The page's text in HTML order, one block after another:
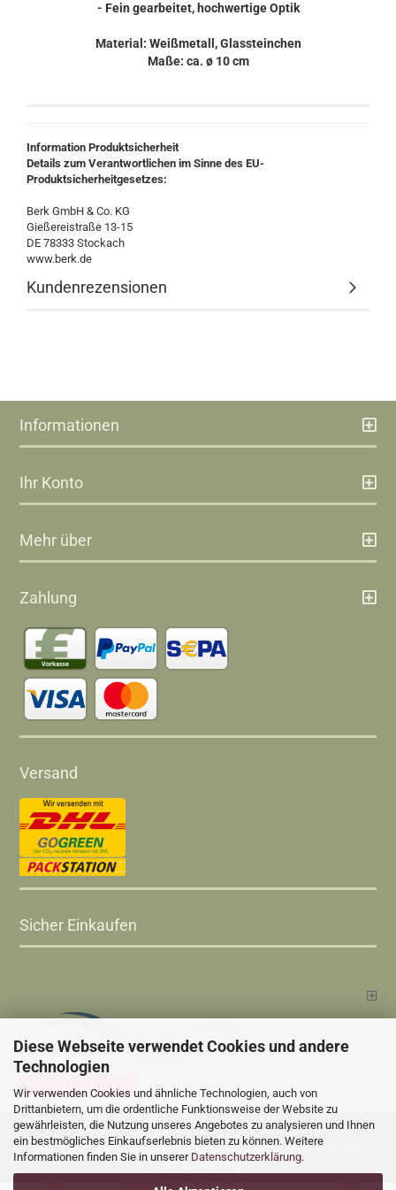
Diese Webseite verwendet Cookies und andere
Technologien
Wir verwenden Cookies und ähnliche Technologien, auch von
Drittanbietern, um die ordentliche Funktionsweise der Website zu
gewährleisten, die Nutzung unseres Angebotes zu analysieren und Ihnen
ein bestmögliches Einkaufserlebnis bieten zu können. Weitere
Informationen finden Sie in unserer Datenschutzerklärung.
- Fein gearbeitet, hochwertige Optik
Material: Weißmetall, Glassteinchen
Maße: ca. ø 10 cm
Information Produktsicherheit
Details zum Verantwortlichen im Sinne des EU-
Produktsicherheitgesetzes:
Berk GmbH & Co. KG
Gießereistraße 13-15
DE 78333 Stockach
www.berk.de
Kundenrezensionen
Informationen
Ihr Konto
Mehr über
Zahlung
Versand
Sicher Einkaufen
Alle Preise sind inkl. MwSt., zzgl.Versandkosten
Online Shopby Gambio.de © 2025 Gambio Templates bei
Cookie Einstellungen